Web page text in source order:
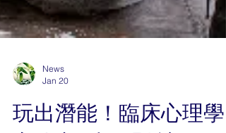
News
Jan 20